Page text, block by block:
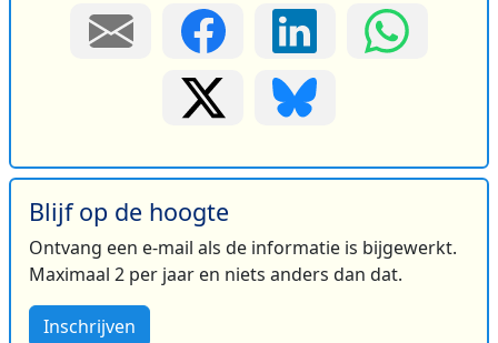
Blijf op de hoogte
Ontvang een e-mail als de informatie is bijgewerkt.
Maximaal 2 per jaar en niets anders dan dat.
Inschrijven